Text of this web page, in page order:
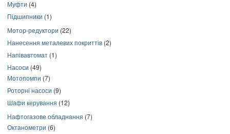
Муфти (4)
Підшипники (1)
Мотор-редуктори (22)
Нанесення металевих покриттів (2)
Напівавтомат (1)
Насоси (49)
Мотопомпи (7)
Роторні насоси (9)
Шафи керування (12)
Нафтогазове обладнання (7)
Октанометри (6)